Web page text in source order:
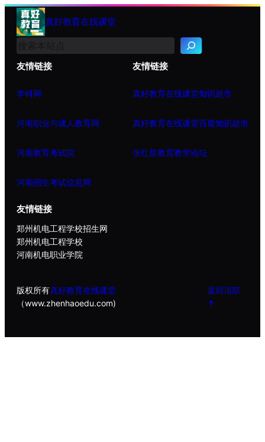
真好教育在线课堂
搜
友情链接
学科网
河南职业与成人教育网
河南教育考试院
河南招生考试信息网
友情链接
真好教育在线课堂知识超市
真好教育在线课堂百度知识超市
张红星教育教学论坛
友情链接
郑州机电工程学校招生网
郑州机电工程学校
河南机电职业学院
版权所有真好教育在线课堂
（www.zhenhaoedu.com)
返回顶部
↑